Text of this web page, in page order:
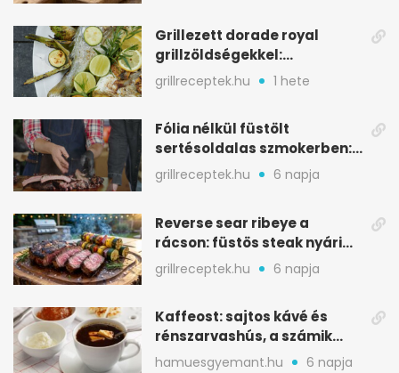
Grillezett dorade royal
grillzöldségekkel:
mediterrán ízek a rostélyról
grillreceptek.hu 1 hete
Fólia nélkül füstölt
sertésoldalas szmokerben:
ropogós bark, 6 óra
grillreceptek.hu 6 napja
Reverse sear ribeye a
rácson: füstös steak nyári
tökkebabbal
grillreceptek.hu 6 napja
Kaffeost: sajtos kávé és
rénszarvashús, a számik
melegítő itala
hamuesgyemant.hu 6 napja